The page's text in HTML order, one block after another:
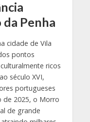
Penha
cidade de Vila
pontos
ricos
século XVI,
portugueses
de 2025, o Morro
de grande